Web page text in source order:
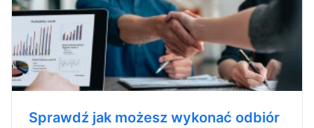
Sprawdź jak możesz wykonać odbiór